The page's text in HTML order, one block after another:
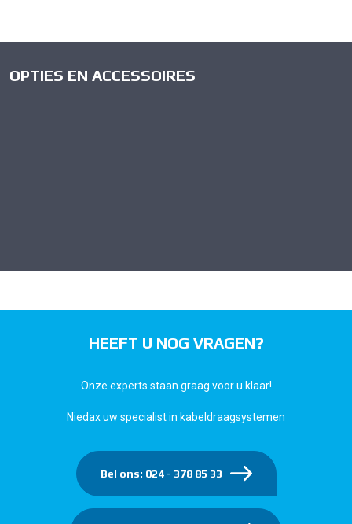
OPTIES EN ACCESSOIRES
HEEFT U NOG VRAGEN?
Onze experts staan graag voor u klaar!
Niedax uw specialist in kabeldraagsystemen
Bel ons: 024 - 378 85 33